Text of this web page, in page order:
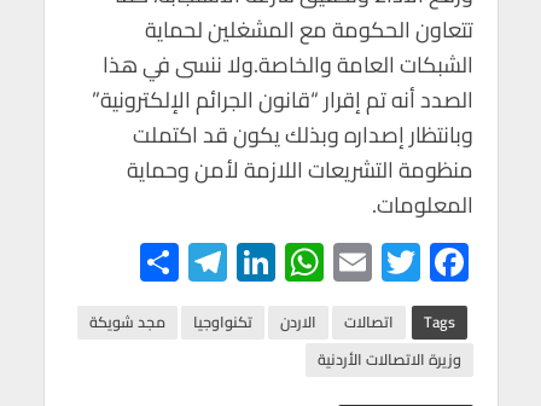
تتعاون الحكومة مع المشغلين لحماية
الشبكات العامة والخاصة.ولا ننسى في هذا
الصدد أنه تم إقرار “قانون الجرائم الإلكترونية”
وبانتظار إصداره وبذلك يكون قد اكتملت
منظومة التشريعات اللازمة لأمن وحماية
المعلومات.
F
ac
e
b
T
wi
tt
er
E
m
ail
W
h
at
Li
n
ke
Te
le
gr
h
ar Tags اتصالات الاردن تكنواوجيا
مجد شويكة
وزيرة الاتصالات الأردنية